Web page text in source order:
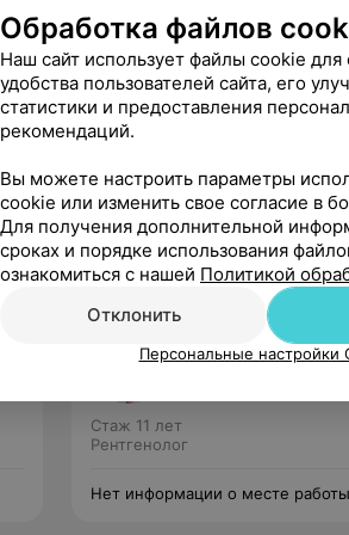
Минской области»
медицинский университет по
Широканова
Ирина Юрьевна
Стаж 11 лет
Рентгенолог
Нет информации о месте работы
Обработка файлов
Наш сайт использует файлы cookie для
удобства пользователей сайта, его
статистики и предоставления
рекомендаций.
Вы можете настроить параметры
cookie или изменить свое согласие в
Для получения дополнительной
сроках и порядке использования
ознакомиться с нашей Политикой
Отклонить
Персональные настройки